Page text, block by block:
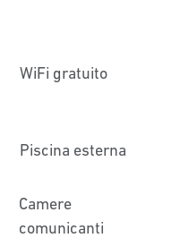
WiFi gratuito
Piscina esterna
Camere
comunicanti